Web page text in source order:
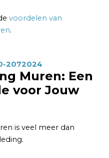
voordelen van
.
2072024
Muren: Een
voor Jouw
is veel meer dan